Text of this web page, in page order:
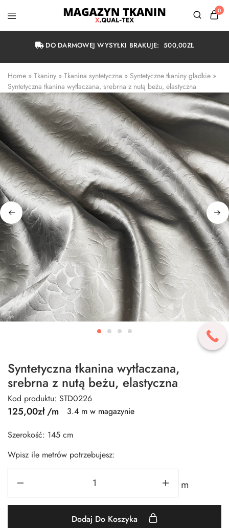
Magazyn
Warszawa
0
DO DARMOWEJ WYSYŁKI BRAKUJE:500,00ZŁ
Home » Tkaniny » Tkanina syntetyczna » Syntetyczne tkaniny gładkie »
Syntetyczna tkanina wytłaczana, srebrna z nutą beżu, elastyczna
Syntetyczna tkanina wytłaczana,
srebrna z nutą beżu, elastyczna
Kod produktu: STD0226
125,00zł/m
3.4 m w magazynie
Szerokość: 145 cm
Wpisz ile metrów potrzebujesz:
m
Dodaj Do Koszyka